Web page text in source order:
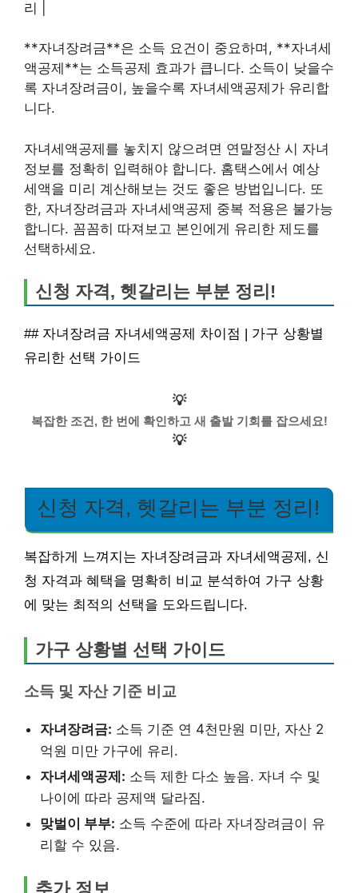
리 |
**자녀장려금**은 소득 요건이 중요하며, **자녀세
액공제**는 소득공제 효과가 큽니다. 소득이 낮을수
록 자녀장려금이, 높을수록 자녀세액공제가 유리합
니다.
자녀세액공제를 놓치지 않으려면 연말정산 시 자녀
정보를 정확히 입력해야 합니다. 홈택스에서 예상
세액을 미리 계산해보는 것도 좋은 방법입니다. 또
한, 자녀장려금과 자녀세액공제 중복 적용은 불가능
합니다. 꼼꼼히 따져보고 본인에게 유리한 제도를
선택하세요.
신청 자격, 헷갈리는 부분 정리!
## 자녀장려금 자녀세액공제 차이점 | 가구 상황별
유리한 선택 가이드
💡
복잡한 조건, 한 번에 확인하고 새 출발 기회를 잡으세요!
💡
신청 자격, 헷갈리는 부분 정리!
복잡하게 느껴지는 자녀장려금과 자녀세액공제, 신
청 자격과 혜택을 명확히 비교 분석하여 가구 상황
에 맞는 최적의 선택을 도와드립니다.
가구 상황별 선택 가이드
소득 및 자산 기준 비교
자녀장려금: 소득 기준 연 4천만원 미만, 자산 2
억원 미만 가구에 유리.
자녀세액공제: 소득 제한 다소 높음. 자녀 수 및
나이에 따라 공제액 달라짐.
맞벌이 부부: 소득 수준에 따라 자녀장려금이 유
리할 수 있음.
추가 정보